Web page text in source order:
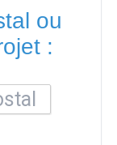
ou
: